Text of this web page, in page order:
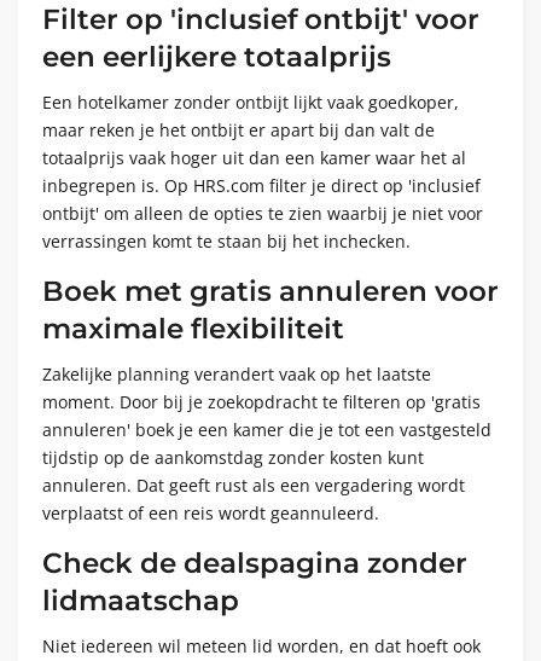
Filter op 'inclusief ontbijt' voor
een eerlijkere totaalprijs
Een hotelkamer zonder ontbijt lijkt vaak goedkoper,
maar reken je het ontbijt er apart bij dan valt de
totaalprijs vaak hoger uit dan een kamer waar het al
inbegrepen is. Op HRS.com filter je direct op 'inclusief
ontbijt' om alleen de opties te zien waarbij je niet voor
verrassingen komt te staan bij het inchecken.
Boek met gratis annuleren voor
maximale flexibiliteit
Zakelijke planning verandert vaak op het laatste
moment. Door bij je zoekopdracht te filteren op 'gratis
annuleren' boek je een kamer die je tot een vastgesteld
tijdstip op de aankomstdag zonder kosten kunt
annuleren. Dat geeft rust als een vergadering wordt
verplaatst of een reis wordt geannuleerd.
Check de dealspagina zonder
lidmaatschap
Niet iedereen wil meteen lid worden, en dat hoeft ook